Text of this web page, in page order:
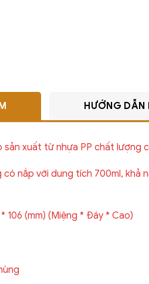
HƯỚNG DẪN
sản xuất từ nhựa PP chất
nắp với dung tích 700ml,
106 (mm) (Miệng * Đáy * Cao)